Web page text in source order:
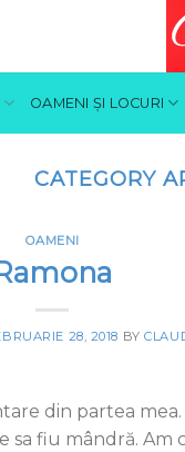
OAMENI ŞI LOCURI
CATEGORY
OAMENI
28, 2018 BY
din partea mea.
sa fiu mândră.